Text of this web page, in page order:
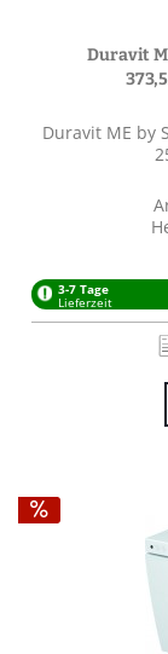
Duravit
Duravit ME by
3-7 Tage
Lieferzeit